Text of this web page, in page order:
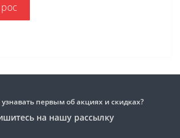
узнавать первым об акциях и скидках?
на нашу рассылку